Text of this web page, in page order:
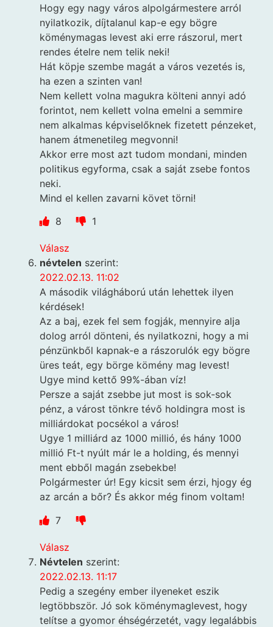
Hogy egy nagy város alpolgármestere arról
nyilatkozik, díjtalanul kap-e egy bögre
köménymagas levest aki erre rászorul, mert
rendes ételre nem telik neki!
Hát köpje szembe magát a város vezetés is,
ha ezen a szinten van!
Nem kellett volna magukra költeni annyi adó
forintot, nem kellett volna emelni a semmire
nem alkalmas képviselőknek fizetett pénzeket,
hanem átmenetileg megvonni!
Akkor erre most azt tudom mondani, minden
politikus egyforma, csak a saját zsebe fontos
neki.
Mind el kellen zavarni követ törni!
8
1
Válasz
névtelen szerint:
2022.02.13. 11:02
A második világháború után lehettek ilyen
kérdések!
Az a baj, ezek fel sem fogják, mennyire alja
dolog arról dönteni, és nyilatkozni, hogy a mi
pénzünkből kapnak-e a rászorulók egy bögre
üres teát, egy börge kömény mag levest!
Ugye mind kettő 99%-ában víz!
Persze a saját zsebbe jut most is sok-sok
pénz, a várost tönkre tévő holdingra most is
milliárdokat pocsékol a város!
Ugye 1 milliárd az 1000 millió, és hány 1000
millió Ft-t nyúlt már le a holding, és mennyi
ment ebből magán zsebekbe!
Polgármester úr! Egy kicsit sem érzi, hjogy ég
az arcán a bőr? És akkor még finom voltam!
7
Válasz
Névtelen szerint:
2022.02.13. 11:17
Pedig a szegény ember ilyeneket eszik
legtöbbször. Jó sok köménymaglevest, hogy
telítse a gyomor éhségérzetét, vagy legalábbis